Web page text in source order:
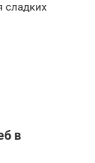
сладких
в